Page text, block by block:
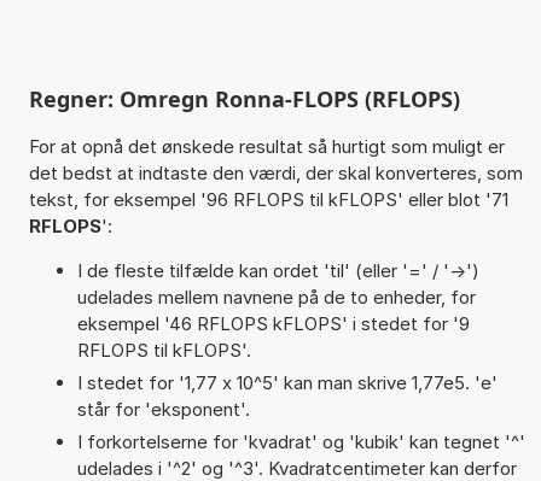
Regner: Omregn Ronna-FLOPS (RFLOPS)
For at opnå det ønskede resultat så hurtigt som muligt er
det bedst at indtaste den værdi, der skal konverteres, som
tekst, for eksempel '96 RFLOPS til kFLOPS' eller blot '71
RFLOPS':
I de fleste tilfælde kan ordet 'til' (eller '=' / '->')
udelades mellem navnene på de to enheder, for
eksempel '46 RFLOPS kFLOPS' i stedet for '9
RFLOPS til kFLOPS'.
I stedet for '1,77 x 10^5' kan man skrive 1,77e5. 'e'
står for 'eksponent'.
I forkortelserne for 'kvadrat' og 'kubik' kan tegnet '^'
udelades i '^2' og '^3'. Kvadratcentimeter kan derfor